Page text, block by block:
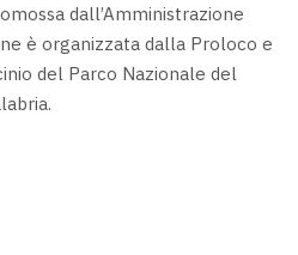
dall’Amministrazione
è organizzata dalla Proloco e
del Parco Nazionale del